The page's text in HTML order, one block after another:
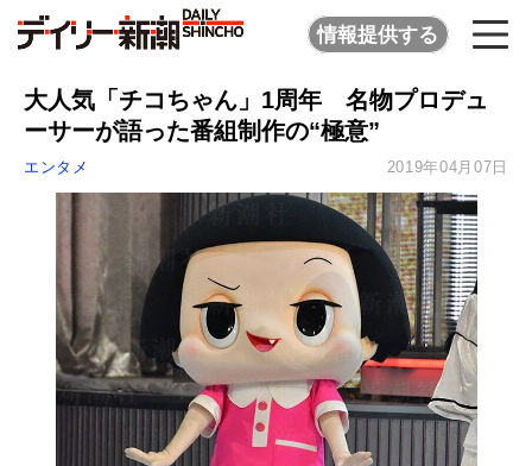
情報提供する
大人気「チコちゃん」1周年 名物プロデュ
ーサーが語った番組制作の“極意”
エンタメ 2019年04月07日